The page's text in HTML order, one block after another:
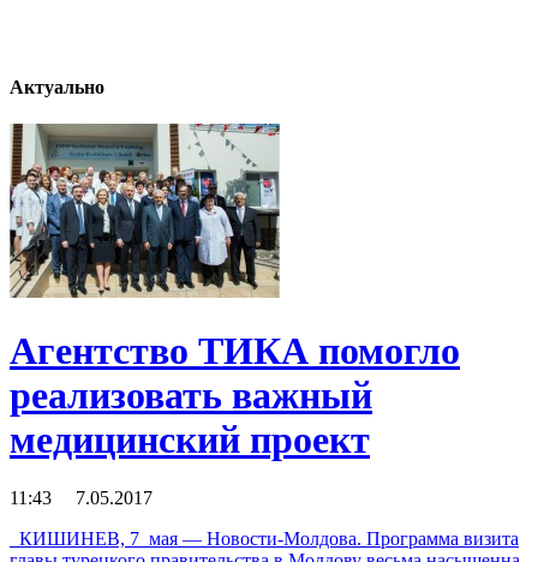
Актуально
Агентство ТИКА помогло
реализовать важный
медицинский проект
11:43 7.05.2017
КИШИНЕВ, 7 мая — Новости-Молдова. Программа визита